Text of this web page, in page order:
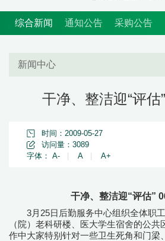
综合新闻 通知公告 采购公告
新闻中心
干净、整洁迎“评估
时间：2009-05-27
访问量： 3089
字体： A- A A+
干净、整洁迎“评估”
3月25日后勤服务中心组织全体职
（院）老科研楼、医大学生宿舍的公
作中大家特别针对一些卫生死角和门梁